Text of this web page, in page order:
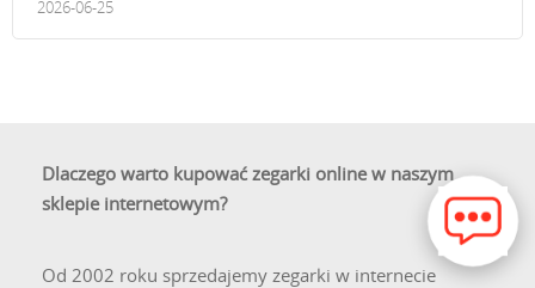
2026-06-25
Dlaczego warto kupować zegarki online w naszym
sklepie internetowym?
Od 2002 roku sprzedajemy zegarki w internecie